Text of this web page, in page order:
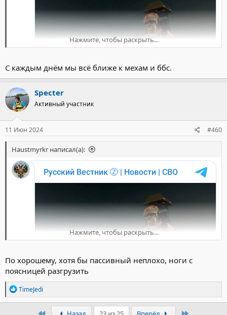
Нажмите, чтобы раскрыть...
С каждым днём мы всё ближе к мехам и ббс.
Specter
Активный участник
11 Июн 2024 #460
Haustmyrkr написал(а):
Нажмите, чтобы раскрыть...
По хорошему, хотя бы пассивный неплохо, ноги с
поясницей разгрузить
Р
е
а
TimeJedi
Первый